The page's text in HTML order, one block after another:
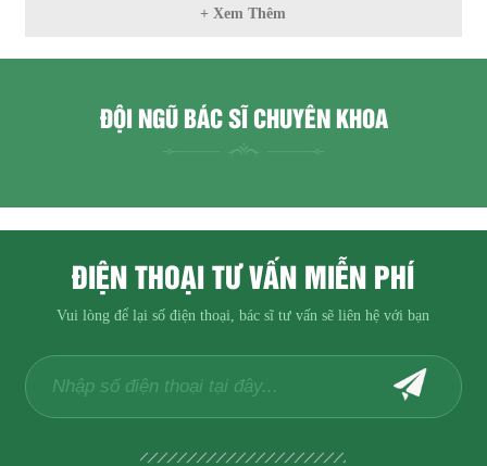
+ Xem Thêm
ĐỘI NGŨ BÁC SĨ CHUYÊN KHOA
ĐIỆN THOẠI TƯ VẤN MIỄN PHÍ
Vui lòng để lại số điện thoại, bác sĩ tư vấn sẽ liên hệ với bạn